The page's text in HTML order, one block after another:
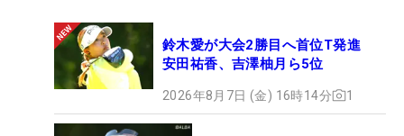
鈴木愛が大会2勝目へ首位T発進
安田祐香、吉澤柚月ら5位
2026年8月7日 (金) 16時14分 1